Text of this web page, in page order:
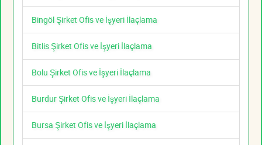
Bingöl Şirket Ofis ve İşyeri İlaçlama
Bitlis Şirket Ofis ve İşyeri İlaçlama
Bolu Şirket Ofis ve İşyeri İlaçlama
Burdur Şirket Ofis ve İşyeri İlaçlama
Bursa Şirket Ofis ve İşyeri İlaçlama